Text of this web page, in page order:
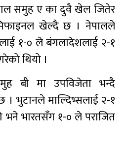
समुह ए का दुवै खेल जितेर
खेल्दै छ । नेपालले
१-० ले बंगलादेशलाई २-१
थियो ।
बी मा उपविजेता भन्दै
भुटानले माल्दिभ्सलाई २-१
भने भारतसँग १-० ले पराजित